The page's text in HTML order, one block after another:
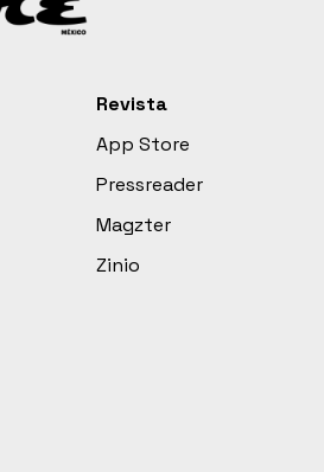
Revista
App Store
Pressreader
Magzter
Zinio